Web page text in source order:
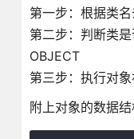
第一步：根据类
第二步：判断类
OBJECT
第三步：执行对
附上对象的数据结